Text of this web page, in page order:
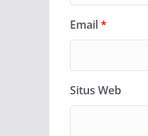
Email*
Situs Web